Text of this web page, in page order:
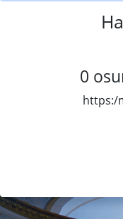
0
https:/